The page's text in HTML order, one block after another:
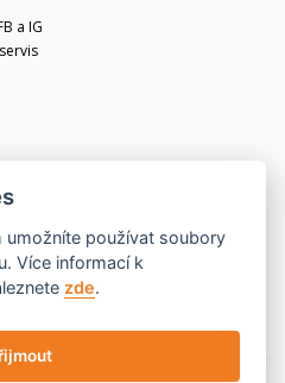
a IG
umožníte používat soubory
k
zde.